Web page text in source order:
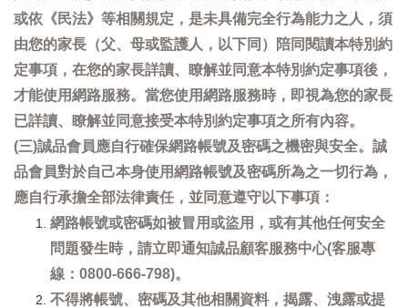
或依《民法》等相關規定，是未具備完全行為能力之人，須
由您的家長（父、母或監護人，以下同）陪同閱讀本特別約
定事項，在您的家長詳讀、瞭解並同意本特別約定事項後，
才能使用網路服務。當您使用網路服務時，即視為您的家長
已詳讀、瞭解並同意接受本特別約定事項之所有內容。
(三)誠品會員應自行確保網路帳號及密碼之機密與安全。誠
品會員對於自己本身使用網路帳號及密碼所為之一切行為，
應自行承擔全部法律責任，並同意遵守以下事項：
網路帳號或密碼如被冒用或盜用，或有其他任何安全
問題發生時，請立即通知誠品顧客服務中心(客服專
線：0800-666-798)。
不得將帳號、密碼及其他相關資料，揭露、洩露或提